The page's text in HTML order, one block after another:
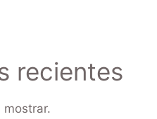
recientes
mostrar.